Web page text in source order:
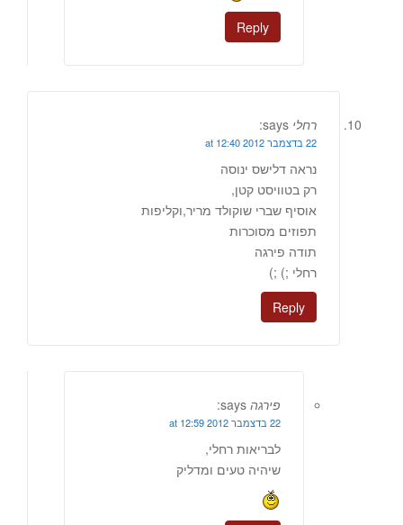
Reply
רחלי says:
22 בדצמבר 2012 at 12:40
נראה דלישס ינוסה
רק בטוויסט קטן,
אוסיף שברי שוקולד מריר,וקליפות
תפוזים מסוכרות
תודה פירגה
רחלי ;) ;)
Reply
פירגה says:
22 בדצמבר 2012 at 12:59
לבריאות רחלי,
שיהיה טעים ומדליק